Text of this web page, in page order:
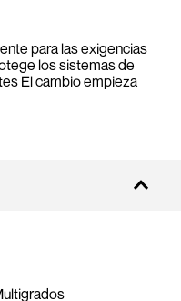
para las exigencias
los sistemas de
El cambio empieza